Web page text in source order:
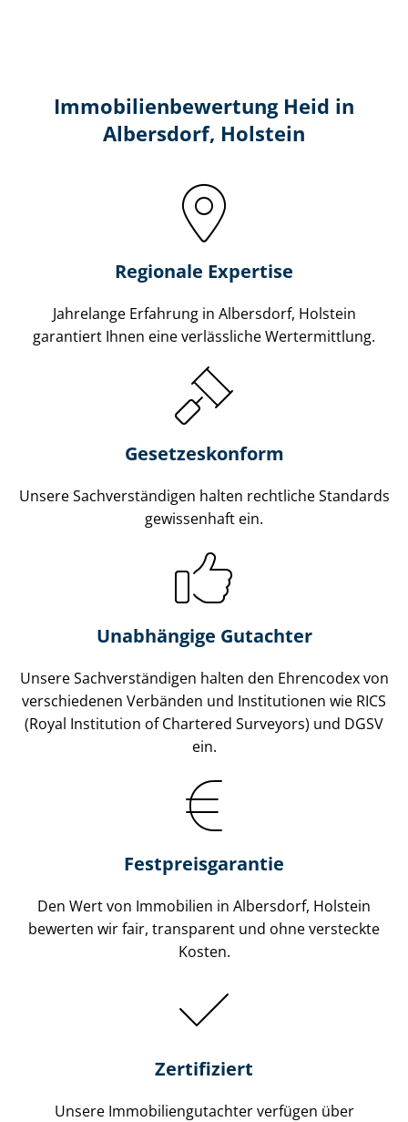
Immobilien­bewertung Heid in
Albersdorf, Holstein
Regionale Expertise
Jahrelange Erfahrung in Albersdorf, Holstein
garantiert Ihnen eine verlässliche Wertermittlung.
Gesetzes­konform
Unsere Sach­ver­stän­di­gen halten rechtliche Standards
gewissenhaft ein.
Unabhängige Gutachter
Unsere Sach­ver­stän­di­gen halten den Ehrencodex von
verschiedenen Verbänden und Institutionen wie RICS
(Royal Institution of Chartered Surveyors) und DGSV
ein.
Festpreis​garantie
Den Wert von Immobilien in Albersdorf, Holstein
bewerten wir fair, transparent und ohne versteckte
Kosten.
Zertifiziert
Unsere Immobilien­gutachter verfügen über